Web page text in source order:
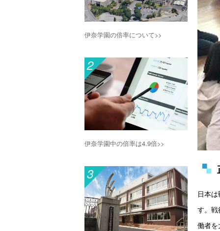
伊奈学園の倍率について>>
伊奈学園中の倍率は4.9倍>>
2
3
日本
す。
働者